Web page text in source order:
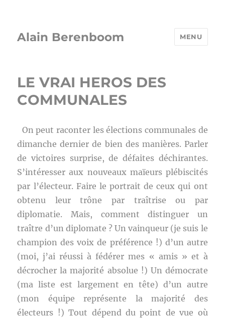
Alain Berenboom MENU
LE VRAI HEROS DES
COMMUNALES
On peut raconter les élections communales de
dimanche dernier de bien des manières. Parler
de victoires surprise, de défaites déchirantes.
S’intéresser aux nouveaux maïeurs plébiscités
par l’électeur. Faire le portrait de ceux qui ont
obtenu leur trône par traîtrise ou par
diplomatie. Mais, comment distinguer un
traître d’un diplomate ? Un vainqueur (je suis le
champion des voix de préférence !) d’un autre
(moi, j’ai réussi à fédérer mes « amis » et à
décrocher la majorité absolue !) Un démocrate
(ma liste est largement en tête) d’un autre
(mon équipe représente la majorité des
électeurs !) Tout dépend du point de vue où